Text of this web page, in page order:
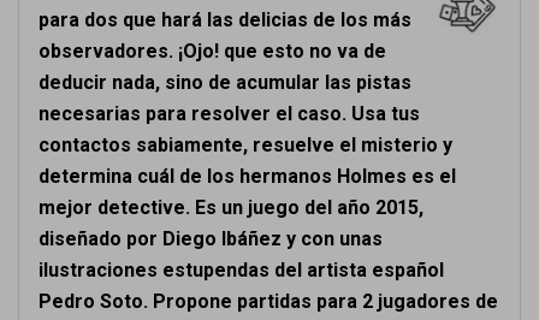
para dos que hará las delicias de los más
observadores. ¡Ojo! que esto no va de
deducir nada, sino de acumular las pistas
necesarias para resolver el caso. Usa tus
contactos sabiamente, resuelve el misterio y
determina cuál de los hermanos Holmes es el
mejor detective. Es un juego del año 2015,
diseñado por Diego Ibáñez y con unas
ilustraciones estupendas del artista español
Pedro Soto. Propone partidas para 2 jugadores de